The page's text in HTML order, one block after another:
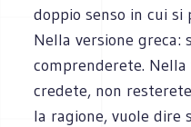
doppio senso in cui
Nella versione greca:
comprenderete. Nella
credete, non
la ragione, vuole dire